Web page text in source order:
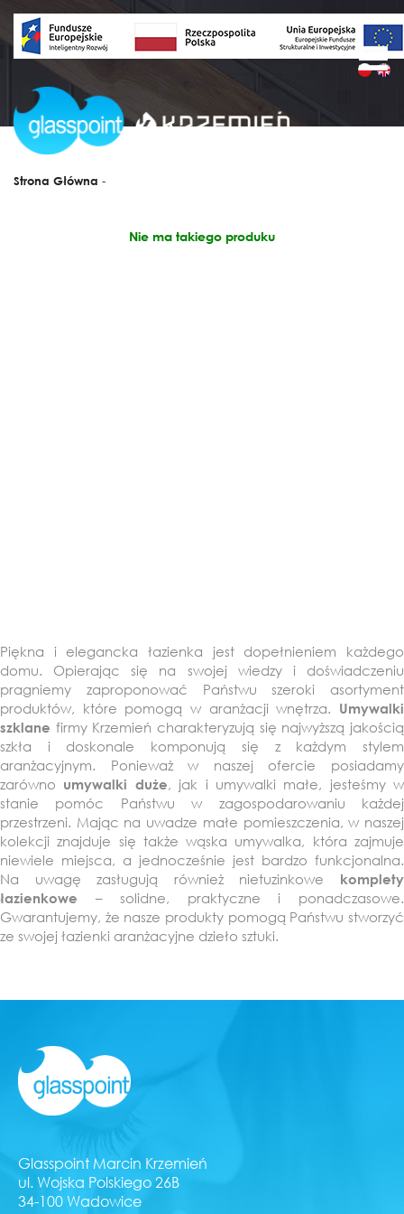
Strona Główna -
Nie ma takiego produku
Piękna i elegancka łazienka jest dopełnieniem każdego
domu. Opierając się na swojej wiedzy i doświadczeniu
pragniemy zaproponować Państwu szeroki asortyment
produktów, które pomogą w aranżacji wnętrza.
Umywalki
szklane firmy Krzemień charakteryzują się najwyższą jakością
szkła i doskonale komponują się z każdym stylem
aranżacyjnym. Ponieważ w naszej ofercie posiadamy
zarówno umywalki duże, jak i umywalki małe, jesteśmy w
stanie pomóc Państwu w zagospodarowaniu każdej
przestrzeni. Mając na uwadze małe pomieszczenia, w naszej
kolekcji znajduje się także wąska umywalka, która zajmuje
niewiele miejsca, a jednocześnie jest bardzo funkcjonalna.
Na uwagę zasługują również nietuzinkowe
komplety
łazienkowe
– solidne, praktyczne i ponadczasowe.
Gwarantujemy, że nasze produkty pomogą Państwu stworzyć
ze swojej łazienki aranżacyjne dzieło sztuki.
Glasspoint Marcin Krzemień
ul. Wojska Polskiego 26B
34-100 Wadowice